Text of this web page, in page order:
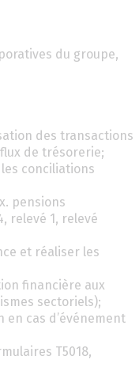
du groupe,
des transactions
de trésorerie;
conciliations
pensions
relevé 1, relevé
et réaliser les
financière aux
sectoriels);
cas d’événement
T5018,